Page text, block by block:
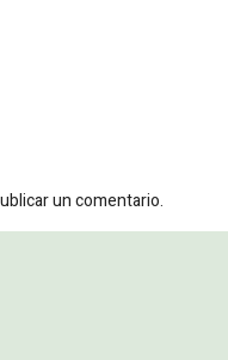
un comentario.